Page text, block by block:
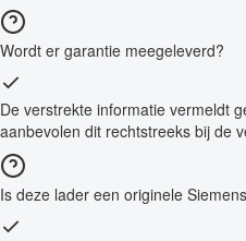
Wordt er garantie meegeleverd?
De verstrekte informatie vermeldt
aanbevolen dit rechtstreeks bij de
Is deze lader een originele